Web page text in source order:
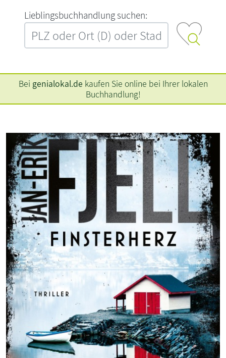
L‍i‍e‍b‍l‍i‍n‍g‍s‍b‍u‍c‍h‍h‍a‍n‍d‍l‍u‍n‍g‍ ‍s‍u‍c‍h‍e‍n‍:‍
Bei genialokal.de kaufen Sie online bei Ihrer lokalen
Buchhandlung!